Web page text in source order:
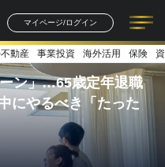
マイページ/ログイン
記事一覧 連載一覧
著者一覧 書籍一覧
動産 事業投資 海外活用 保険
ン」…65歳定年退職
にやるべき「たった